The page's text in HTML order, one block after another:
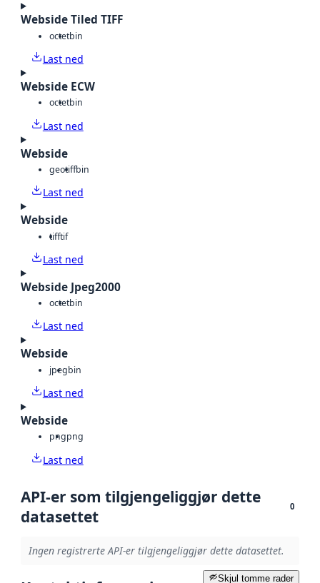
Webside Tiled TIFF
octetbin
Last ned
Webside ECW
octetbin
Last ned
Webside
geotiffbin
Last ned
Webside
tifftif
Last ned
Webside Jpeg2000
octetbin
Last ned
Webside
jpegbin
Last ned
Webside
pngpng
Last ned
API-er som tilgjengeliggjør dette
datasettet
0
Ingen registrerte API-er tilgjengeliggjør dette datasettet.
Skjul tomme rader